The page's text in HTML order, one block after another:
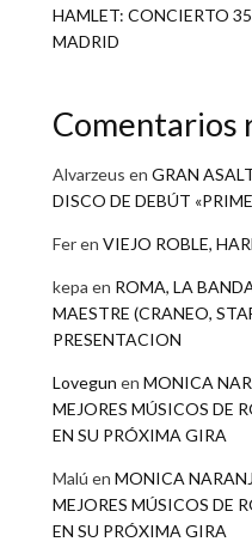
HAMLET: CONCIERTO
MADRID
Comentarios
Alvarzeus en GRAN
DISCO DE DEBÚT
Feren VIEJO ROBLE,
kepa en ROMA, LA
MAESTRE (CRANEO,
PRESENTACION
Lovegun en MONICA
MEJORES MÚSICOS DE
EN SU PRÓXIMA GIRA
Malú en MONICA
MEJORES MÚSICOS DE
EN SU PRÓXIMA GIRA